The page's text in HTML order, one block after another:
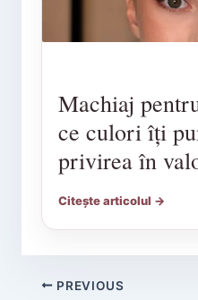
Machiaj
ce culori îți
privirea în
Citește articolul →
PREVIOUS